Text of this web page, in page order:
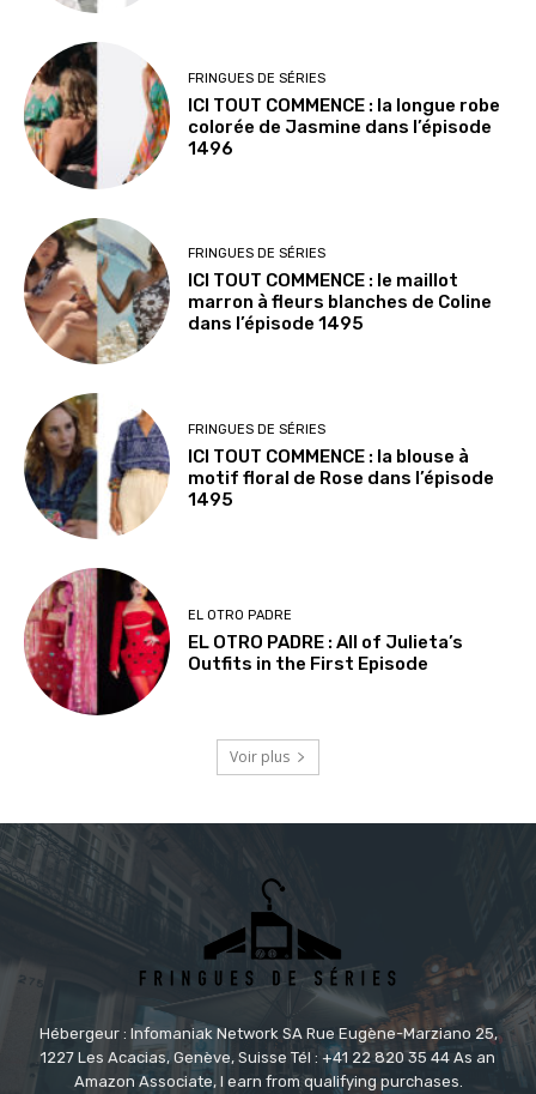
FRINGUES DE SÉRIES
ICI TOUT COMMENCE : la longue robe
colorée de Jasmine dans l’épisode
1496
FRINGUES DE SÉRIES
ICI TOUT COMMENCE : le maillot
marron à fleurs blanches de Coline
dans l’épisode 1495
FRINGUES DE SÉRIES
ICI TOUT COMMENCE : la blouse à
motif floral de Rose dans l’épisode
1495
EL OTRO PADRE
EL OTRO PADRE : All of Julieta’s
Outfits in the First Episode
Voir plus
Hébergeur : Infomaniak Network SA Rue Eugène-Marziano 25,
1227 Les Acacias, Genève, Suisse Tél : +41 22 820 35 44 As an
Amazon Associate, I earn from qualifying purchases.